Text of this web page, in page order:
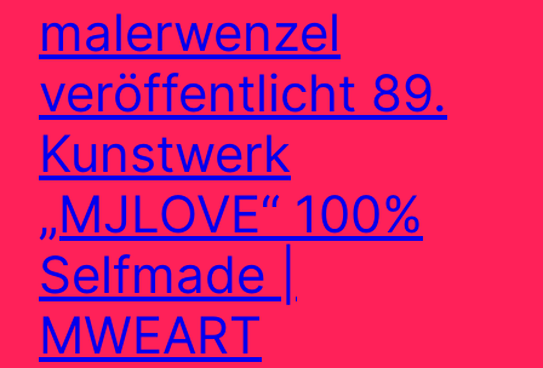
malerwenzel
veröffentlicht 89.
Kunstwerk
„MJLOVE“ 100%
Selfmade |
MWEART